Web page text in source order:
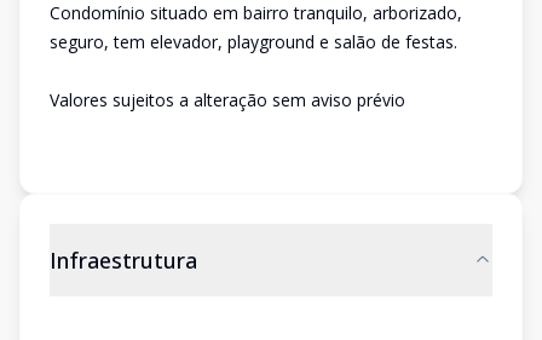
Condomínio situado em bairro tranquilo, arborizado,
seguro, tem elevador, playground e salão de festas.
Valores sujeitos a alteração sem aviso prévio
Infraestrutura